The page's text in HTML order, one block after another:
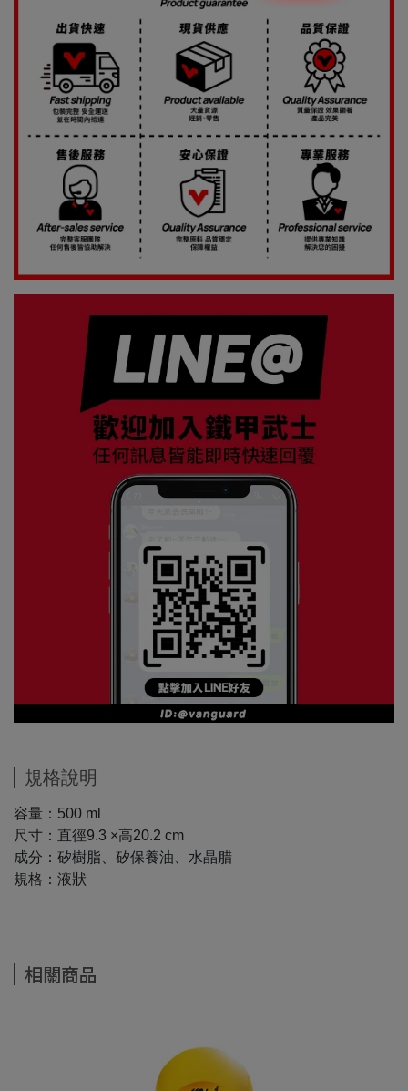
規格說明
容量：500 ml
尺寸：直徑9.3 ×高20.2 cm
成分：矽樹脂、矽保養油、水晶腊
規格：液狀
相關商品